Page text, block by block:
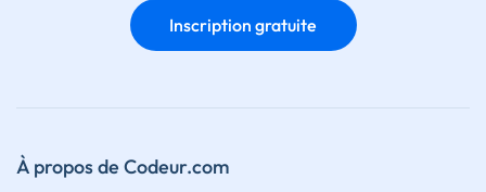
Inscription gratuite
À propos de Codeur.com